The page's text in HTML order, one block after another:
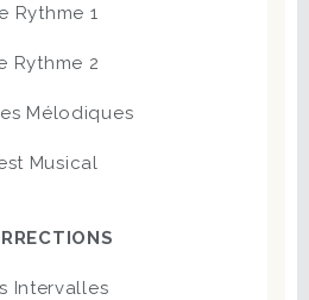
Rythme 1
Rythme 2
Mélodiques
Musical
Intervalles